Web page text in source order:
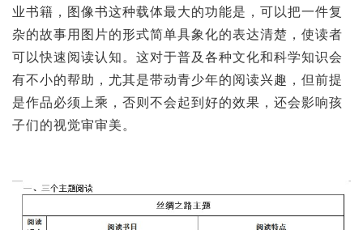
业书籍，图像书这种载体最大的功能是，可以把一件复
杂的故事用图片的形式简单具象化的表达清楚，使读者
可以快速阅读认知。这对于普及各种文化和科学知识会
有不小的帮助，尤其是带动青少年的阅读兴趣，但前提
是作品必须上乘，否则不会起到好的效果，还会影响孩
子们的视觉审审美。